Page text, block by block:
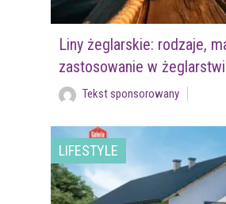
Liny żeglarskie: rodzaje,
zastosowanie w
Tekst sponsorowany
LIFESTYLE